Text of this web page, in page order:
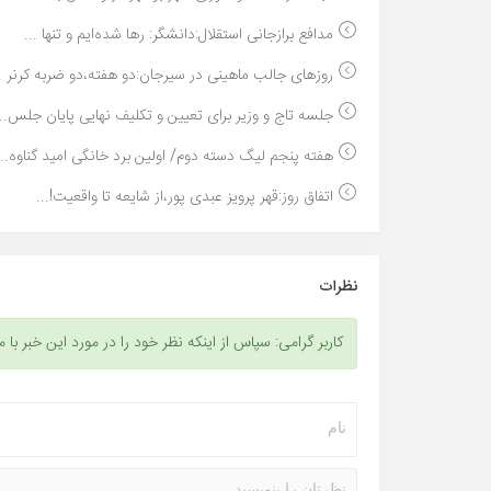
مدافع برازجانی استقلال:دانشگر: رها شده‌ایم و تنها ...
روزهای جالب ماهینی در سیرجان:دو هفته،دو ضربه کرنر
جلسه تاج و وزیر برای تعیین و تکلیف نهایی پایان
هفته پنجم لیگ دسته دوم/ اولین برد خانگی امید
اتفاق روز:قهر پرویز عبدی پور،از شایعه تا واقعیت!...
نظرات
کاربر گرامی: سپاس از اینکه نظر خود را در مورد این خبر